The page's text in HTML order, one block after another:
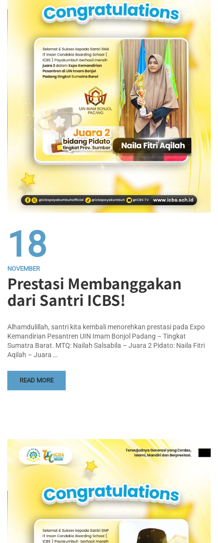
18
NOVEMBER
Prestasi Membanggakan
dari Santri ICBS!
Alhamdulillah, santri kita kembali menorehkan prestasi pada Expo
Kemandirian Pesantren UIN Imam Bonjol Padang – Tingkat
Sumatra Barat. MTQ: Nailah Salsabila – Juara 2 Pidato: Naila Fitri
Aqilah – Juara …
READ MORE